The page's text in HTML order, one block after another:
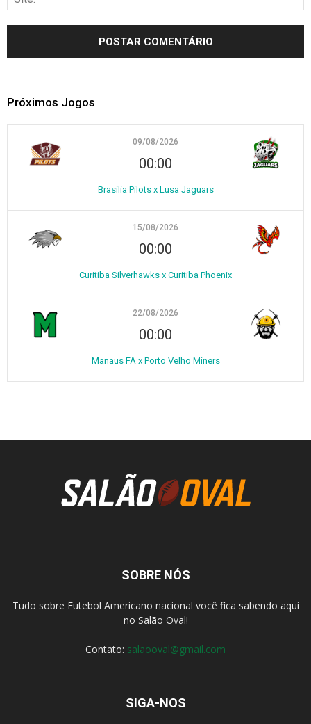
Próximos Jogos
09/08/2026
00:00
Brasília Pilots x Lusa Jaguars
15/08/2026
00:00
Curitiba Silverhawks x Curitiba Phoenix
22/08/2026
00:00
Manaus FA x Porto Velho Miners
SOBRE NÓS
Tudo sobre Futebol Americano nacional você fica sabendo aqui
no Salão Oval!
Contato: salaooval@gmail.com
SIGA-NOS